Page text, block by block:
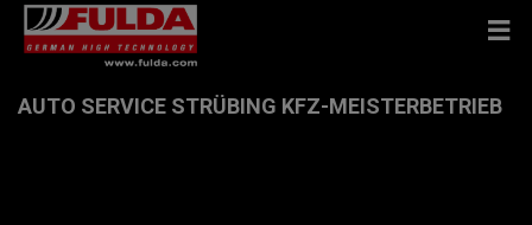
AUTO SERVICE STRÜBING KFZ-MEISTERBETRIEB